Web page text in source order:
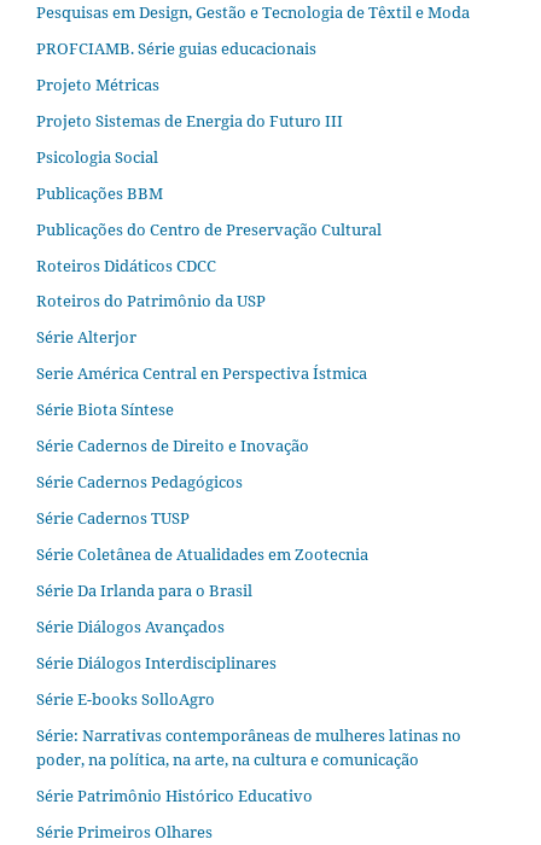
Pesquisas em Design, Gestão e Tecnologia de Têxtil e Moda
PROFCIAMB. Série guias educacionais
Projeto Métricas
Projeto Sistemas de Energia do Futuro III
Psicologia Social
Publicações BBM
Publicações do Centro de Preservação Cultural
Roteiros Didáticos CDCC
Roteiros do Patrimônio da USP
Série Alterjor
Serie América Central en Perspectiva Ístmica
Série Biota Síntese
Série Cadernos de Direito e Inovação
Série Cadernos Pedagógicos
Série Cadernos TUSP
Série Coletânea de Atualidades em Zootecnia
Série Da Irlanda para o Brasil
Série Diálogos Avançados
Série Diálogos Interdisciplinares
Série E-books SolloAgro
Série: Narrativas contemporâneas de mulheres latinas no
poder, na política, na arte, na cultura e comunicação
Série Patrimônio Histórico Educativo
Série Primeiros Olhares